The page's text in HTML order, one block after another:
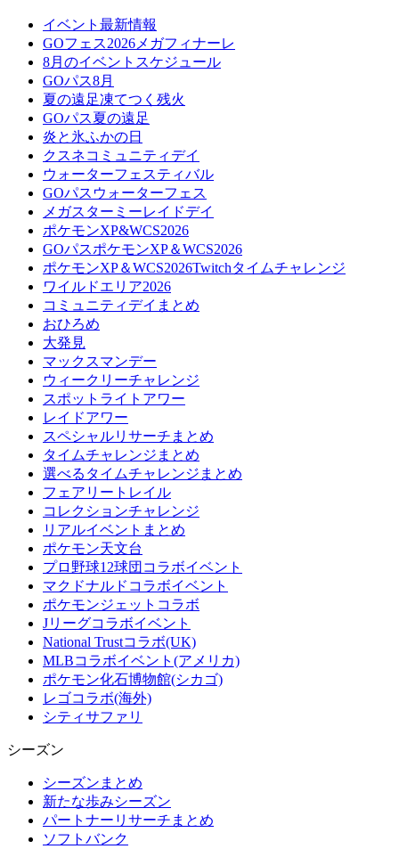
イベント最新情報
GOフェス2026メガフィナーレ
8月のイベントスケジュール
GOパス8月
夏の遠足凍てつく残火
GOパス夏の遠足
炎と氷ふかの日
クスネコミュニティデイ
ウォーターフェスティバル
GOパスウォーターフェス
メガスターミーレイドデイ
ポケモンXP&WCS2026
GOパスポケモンXP＆WCS2026
ポケモンXP＆WCS2026Twitchタイムチャレンジ
ワイルドエリア2026
コミュニティデイまとめ
おひろめ
大発見
マックスマンデー
ウィークリーチャレンジ
スポットライトアワー
レイドアワー
スペシャルリサーチまとめ
タイムチャレンジまとめ
選べるタイムチャレンジまとめ
フェアリートレイル
コレクションチャレンジ
リアルイベントまとめ
ポケモン天文台
プロ野球12球団コラボイベント
マクドナルドコラボイベント
ポケモンジェットコラボ
Jリーグコラボイベント
National Trustコラボ(UK)
MLBコラボイベント(アメリカ)
ポケモン化石博物館(シカゴ)
レゴコラボ(海外)
シティサファリ
シーズン
シーズンまとめ
新たな歩みシーズン
パートナーリサーチまとめ
ソフトバンク